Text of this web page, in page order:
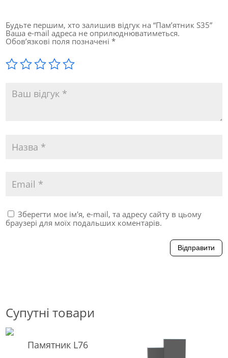
Будьте першим, хто залишив відгук на “Пам’ятник S35”
Ваша e-mail адреса не оприлюднюватиметься.
Обов’язкові поля позначені*
Зберегти моє ім'я, e-mail, та адресу сайту в цьому
браузері для моїх подальших коментарів.
Відправити
Супутні товари
Памятник L76